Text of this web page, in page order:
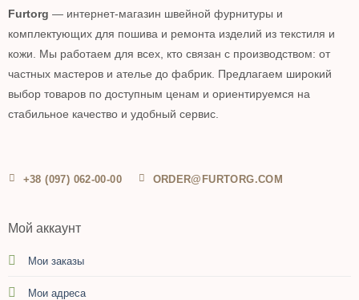
Furtorg — интернет-магазин швейной фурнитуры и
комплектующих для пошива и ремонта изделий из текстиля и
кожи. Мы работаем для всех, кто связан с производством: от
частных мастеров и ателье до фабрик. Предлагаем широкий
выбор товаров по доступным ценам и ориентируемся на
стабильное качество и удобный сервис.
+38 (097) 062-00-00 ORDER@FURTORG.COM
Мой аккаунт
Мои заказы
Мои адреса